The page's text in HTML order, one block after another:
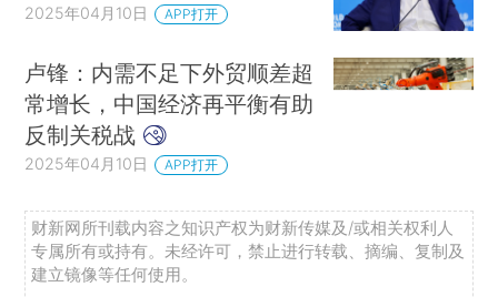
2025年04月10日 APP打开
卢锋：内需不足下外贸顺差超
常增长，中国经济再平衡有助
反制关税战
2025年04月10日 APP打开
财新网所刊载内容之知识产权为财新传媒及/或相关权利人
专属所有或持有。未经许可，禁止进行转载、摘编、复制及
建立镜像等任何使用。